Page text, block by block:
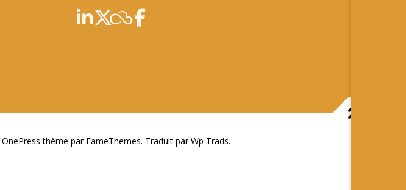
OnePress thème par FameThemes. Traduit par Wp Trads.